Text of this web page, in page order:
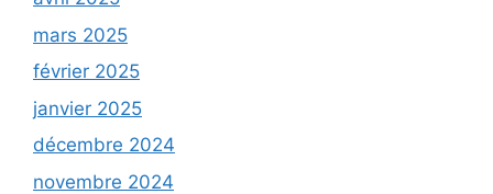
mars 2025
février 2025
janvier 2025
décembre 2024
novembre 2024